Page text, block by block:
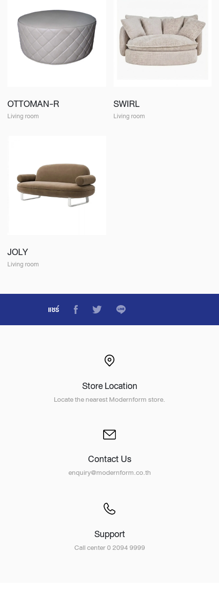
OTTOMAN-R
Living room
SWIRL
Living room
JOLY
Living room
แชร์
Store Location
Locate the nearest Modernform store.
Contact Us
enquiry@modernform.co.th
Support
Call center 0 2094 9999